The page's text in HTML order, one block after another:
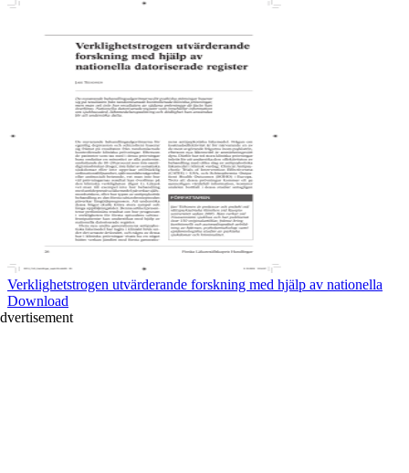
Verklighetstrogen utvärderande forskning med hjälp av nationella
Download